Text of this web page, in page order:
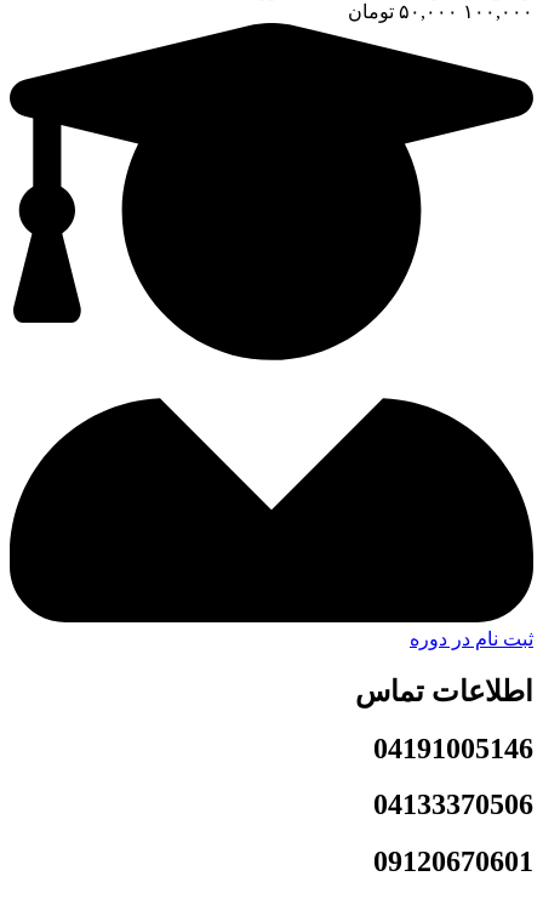
۱۰۰,۰۰۰ ۵۰,۰۰۰ تومان
ثبت نام در دوره
اطلاعات تماس
04191005146
04133370506
09120670601